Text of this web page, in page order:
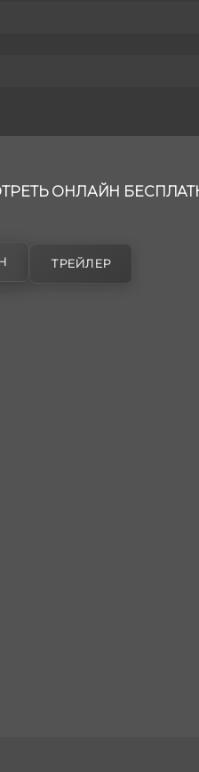
ОНЛАЙН
ТРЕЙЛЕР